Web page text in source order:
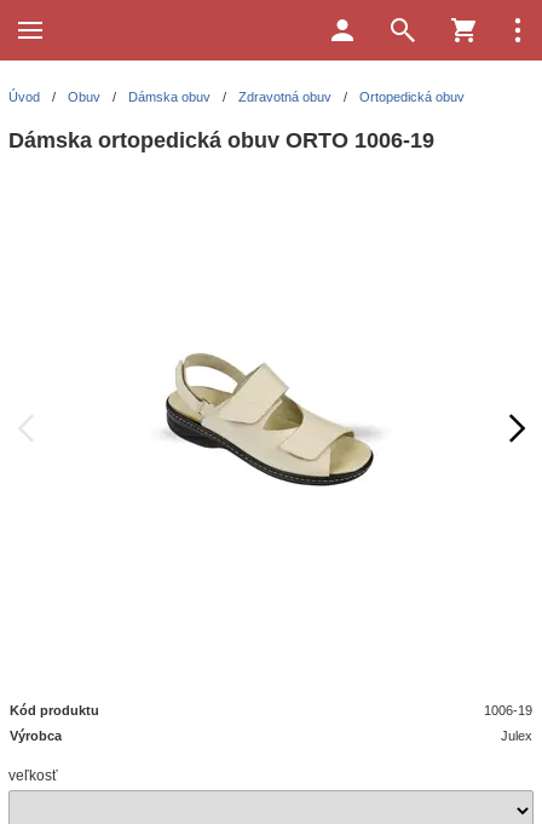
Úvod / Obuv / Dámska obuv / Zdravotná obuv / Ortopedická obuv
Dámska ortopedická obuv ORTO 1006-19
Kód produktu
1006-19
Výrobca
Julex
veľkosť